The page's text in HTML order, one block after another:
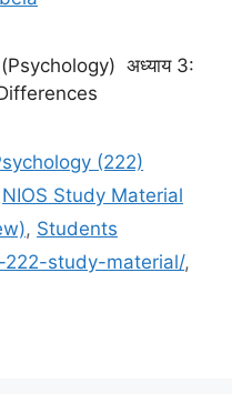
(Psychology) अध्याय 3:
(222)
NIOS Study Material
, Students
study-material/,